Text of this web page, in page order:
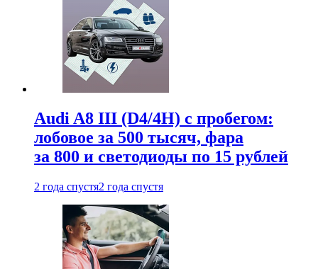
Audi A8 III (D4/4H) c пробегом:
лобовое за 500 тысяч, фара
за 800 и светодиоды по 15 рублей
2 года спустя2 года спустя